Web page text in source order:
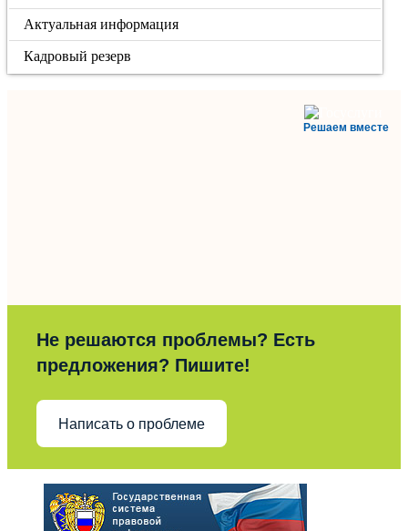
Актуальная информация
Кадровый резерв
Решаем вместе
Не решаются проблемы? Есть
предложения? Пишите!
Написать о проблеме